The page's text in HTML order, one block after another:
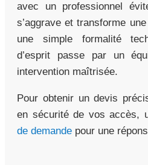
avec un professionnel
s’aggrave et transforme
une simple formalité
d’esprit passe par un
intervention maîtrisée.
Pour obtenir un devis
en sécurité de vos accès,
de demande pour une